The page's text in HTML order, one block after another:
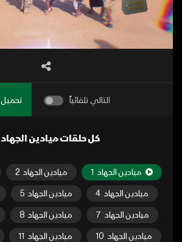
التالي تلقائياً تحميل
كل حلقات ميادين الجهاد
ميادين الجهاد 1 ميادين الجهاد 2
ميادين الجهاد 4 ميادين الجهاد 5
ميادين الجهاد 7 ميادين الجهاد 8
ميادين الجهاد 10 ميادين الجهاد 11